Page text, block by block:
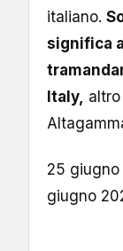
italiano.
significa
Italy,
25
giugno